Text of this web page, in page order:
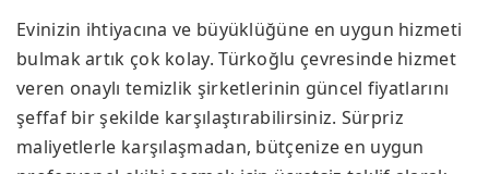
Evinizin ihtiyacına ve büyüklüğüne en uygun hizmeti
bulmak artık çok kolay. Türkoğlu çevresinde hizmet
veren onaylı temizlik şirketlerinin güncel fiyatlarını
şeffaf bir şekilde karşılaştırabilirsiniz. Sürpriz
maliyetlerle karşılaşmadan, bütçenize en uygun